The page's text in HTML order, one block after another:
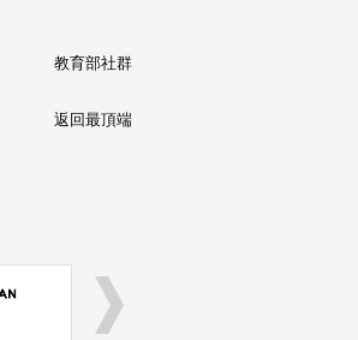
教育部社群
返回最頂端